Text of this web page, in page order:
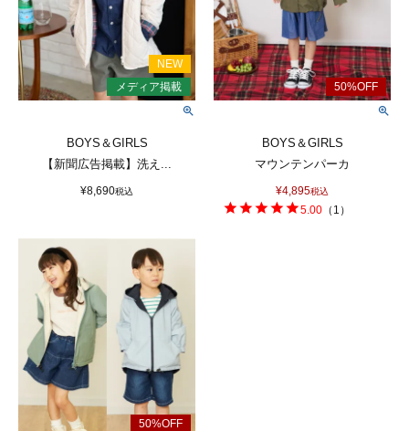
BOYS＆GIRLS
【新聞広告掲載】洗え...
¥8,690税込
BOYS＆GIRLS
マウンテンパーカ
¥4,895税込
5.00 （ 1 ）